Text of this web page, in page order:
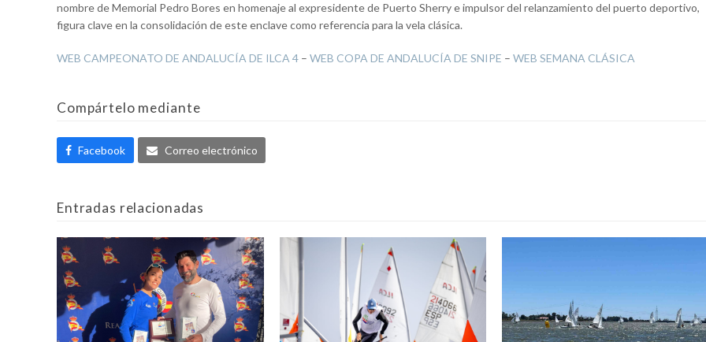
nombre de Memorial Pedro Bores en homenaje al expresidente de Puerto Sherry e impulsor del relanzamiento del puerto deportivo,
figura clave en la consolidación de este enclave como referencia para la vela clásica.
WEB CAMPEONATO DE ANDALUCÍA DE ILCA 4 – WEB COPA DE ANDALUCÍA DE SNIPE – WEB SEMANA CLÁSICA
Compártelo mediante
Facebook Correo electrónico
Entradas relacionadas